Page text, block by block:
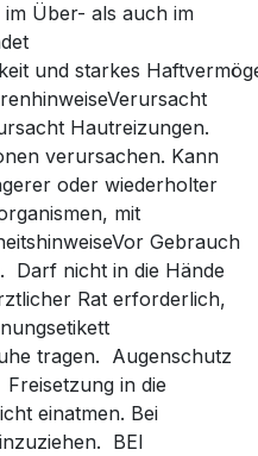
Über- als auch im
und starkes
Hautreizungen.
verursachen. Kann
oder wiederholter
mit
Gebrauch
Darf nicht in die Hände
Rat erforderlich,
tragen. Augenschutz
in die
einatmen. Bei
BEI